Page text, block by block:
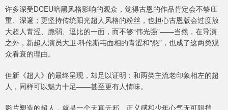
许多深受DCEU暗黑风格影响的观众，觉得古恩的作品肯定会不够庄
重、深邃；更坚持传统阳光超人风格的粉丝，也担心古恩版会过度放
大超人青涩、脆弱、逗比的一面，而不够“伟光强”——当然，在导演
之外，新超人演员大卫·科伦斯韦面相的青涩和“憨”，也成了这两类观
众看衰的理由。
但新《超人》的最终呈现，却足以证明：和两类主流老印象相左的超
人，同样可以魅力十足——甚至更有人情味。
影片塑造的超人，就是一个天真无邪、正义感和少年心气无可阻挡、